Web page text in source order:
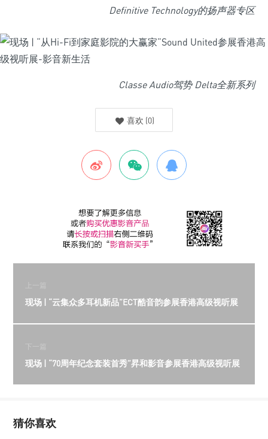
Definitive Technology的扬声器专区
Classe Audio驾势 Delta全新系列
喜欢 (0)
上一篇
现场 | “云集众多耳机新品”ECT酷音韵参展香港高级视听展
下一篇
现场 | “70周年纪念套装首秀”昇和影音参展香港高级视听展
猜你喜欢